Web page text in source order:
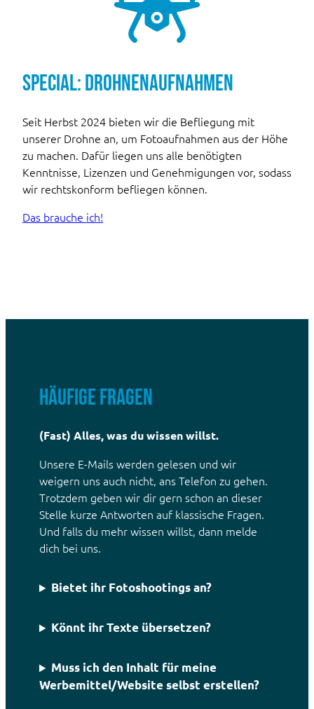
Special: Drohnenaufnahmen
Seit Herbst 2024 bieten wir die Befliegung mit
unserer Drohne an, um Fotoaufnahmen aus der Höhe
zu machen. Dafür liegen uns alle benötigten
Kenntnisse, Lizenzen und Genehmigungen vor, sodass
wir rechtskonform befliegen können.
Das brauche ich!
Häufige fragen
(Fast) Alles, was du wissen willst.
Unsere E-Mails werden gelesen und wir
weigern uns auch nicht, ans Telefon zu gehen.
Trotzdem geben wir dir gern schon an dieser
Stelle kurze Antworten auf klassische Fragen.
Und falls du mehr wissen willst, dann melde
dich bei uns.
Bietet ihr Fotoshootings an?
Könnt ihr Texte übersetzen?
Muss ich den Inhalt für meine
Werbemittel/Website selbst erstellen?